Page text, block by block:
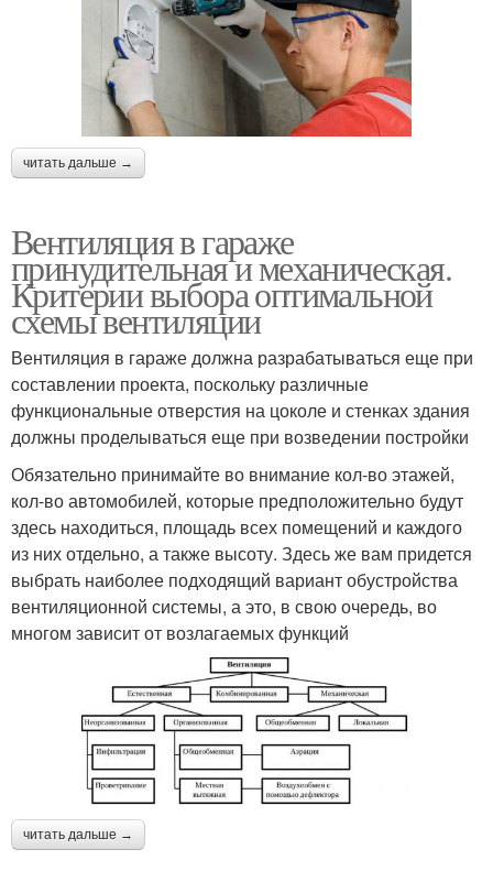
читать дальше →
Вентиляция в гараже
принудительная и механическая.
Критерии выбора оптимальной
схемы вентиляции
Вентиляция в гараже должна разрабатываться еще при
составлении проекта, поскольку различные
функциональные отверстия на цоколе и стенках здания
должны проделываться еще при возведении постройки
Обязательно принимайте во внимание кол-во этажей,
кол-во автомобилей, которые предположительно будут
здесь находиться, площадь всех помещений и каждого
из них отдельно, а также высоту. Здесь же вам придется
выбрать наиболее подходящий вариант обустройства
вентиляционной системы, а это, в свою очередь, во
многом зависит от возлагаемых функций
читать дальше →